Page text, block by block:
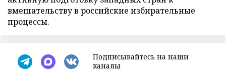
вмешательству в российские избирательные
процессы.
Подписывайтесь на наши
каналы